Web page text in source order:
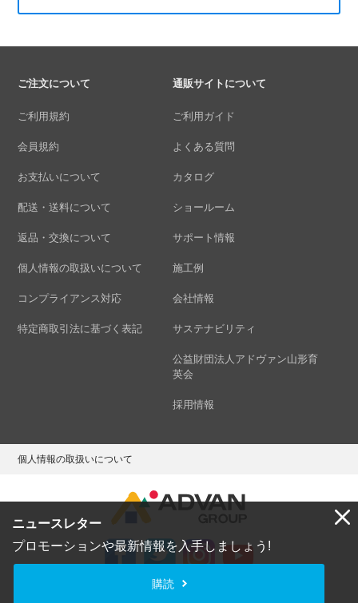
ニュースレター
プロモーションや最新情報を入手しましょう!
購読
ご注文について
ご利用規約
会員規約
お支払いについて
配送・送料について
返品・交換について
個人情報の取扱いについて
コンプライアンス対応
特定商取引法に基づく表記
通販サイトについて
ご利用ガイド
よくある質問
カタログ
ショールーム
サポート情報
施工例
会社情報
サステナビリティ
公益財団法人アドヴァン山形育
英会
採用情報
個人情報の取扱いについて